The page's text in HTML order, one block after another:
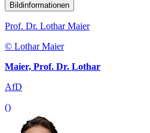
Bildinformationen
Prof. Dr. Lothar Maier
© Lothar Maier
Maier, Prof. Dr. Lothar
AfD
()